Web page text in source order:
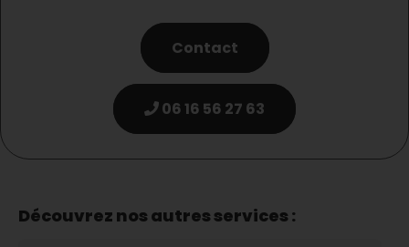
Contact
06 16 56 27 63
Découvrez nos autres services :